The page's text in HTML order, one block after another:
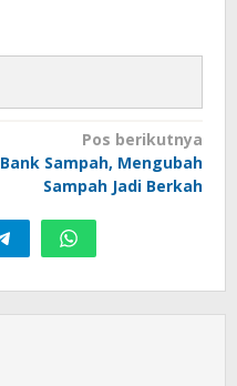
Pos berikutnya
Bank Sampah, Mengubah
Sampah Jadi Berkah